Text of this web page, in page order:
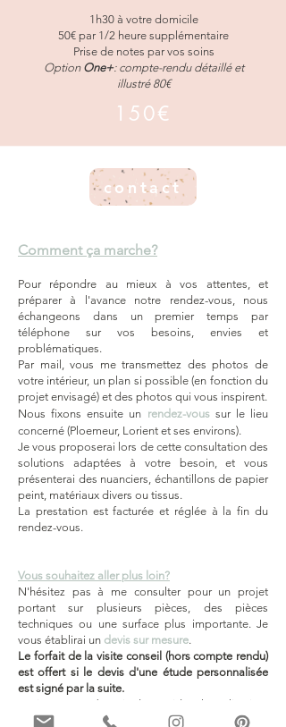
1h30 à votre domicile
50€ par 1/2 heure supplémentaire
Prise de notes par vos soins
Option One+: compte-rendu détaillé et
illustré 80€
150€
contact
Comment ça marche?
Pour répondre au mieux à vos attentes, et
préparer à l'avance notre rendez-vous, nous
échangeons dans un premier temps par
téléphone sur vos besoins, envies et
problématiques.
Par mail, vous me transmettez des photos de
votre intérieur, un plan si possible (en fonction du
projet envisagé) et des photos qui vous inspirent.
Nous fixons ensuite un rendez-voussur le lieu
concerné (Ploemeur, Lorient et ses environs).
Je vous proposerai lors de cette consultation des
solutions adaptées à votre besoin, et vous
présenterai des nuanciers, échantillons de papier
peint, matériaux divers ou tissus.
La prestation est facturée et réglée à la fin du
rendez-vous.
Vous souhaitez aller plus loin?
N'hésitez pas à me consulter pour un projet
portant sur plusieurs pièces, des pièces
techniques ou une surface plus importante. Je
vous établirai un devis sur mesure.
Le forfait de la visite conseil (hors compte rendu)
est offert si le devis d'une étude personnalisée
est signé par la suite.
Et si vous avez besoin d'une aide à la réalisation,
je peux également vous accompagner pour la